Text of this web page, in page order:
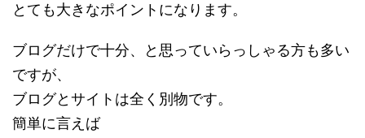
とても大きなポイントになります。
ブログだけで十分、と思っていらっしゃる方も多い
ですが、
ブログとサイトは全く別物です。
簡単に言えば